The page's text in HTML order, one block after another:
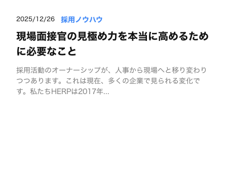
2025/12/26 採用ノウハウ
現場面接官の見極め力を本当に高めるため
に必要なこと
採用活動のオーナーシップが、人事から現場へと移り変わり
つつあります。これは現在、多くの企業で見られる変化で
す。私たちHERPは2017年...